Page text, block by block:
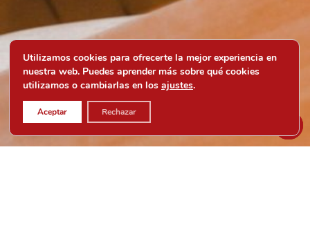
Utilizamos cookies para ofrecerte la mejor experiencia en
nuestra web. Puedes aprender más sobre qué cookies
utilizamos o cambiarlas en los ajustes.
Aceptar Rechazar